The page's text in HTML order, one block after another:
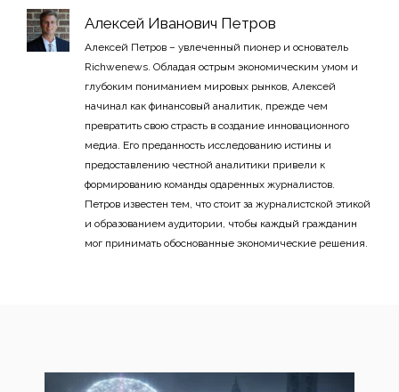
Алексей Иванович Петров
Алексей Петров – увлеченный пионер и основатель
Richwenews. Обладая острым экономическим умом и
глубоким пониманием мировых рынков, Алексей
начинал как финансовый аналитик, прежде чем
превратить свою страсть в создание инновационного
медиа. Его преданность исследованию истины и
предоставлению честной аналитики привели к
формированию команды одаренных журналистов.
Петров известен тем, что стоит за журналистской этикой
и образованием аудитории, чтобы каждый гражданин
мог принимать обоснованные экономические решения.